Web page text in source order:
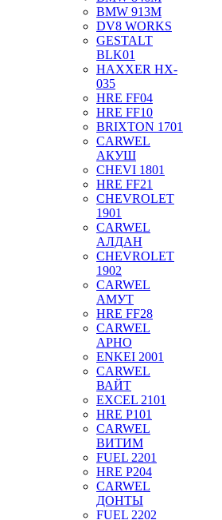
BMW 913M
DV8 WORKS
GESTALT
BLK01
HAXXER HX-
035
HRE FF04
HRE FF10
BRIXTON 1701
CARWEL
АКУШ
CHEVI 1801
HRE FF21
CHEVROLET
1901
CARWEL
АЛДАН
CHEVROLET
1902
CARWEL
АМУТ
HRE FF28
CARWEL
АРНО
ENKEI 2001
CARWEL
ВАЙТ
EXCEL 2101
HRE P101
CARWEL
ВИТИМ
FUEL 2201
HRE P204
CARWEL
ДОНТЫ
FUEL 2202